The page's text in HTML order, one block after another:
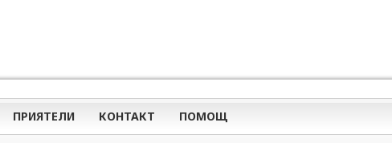
ПРИЯТЕЛИ КОНТАКТ ПОМОЩ